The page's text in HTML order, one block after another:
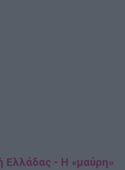
Ελλάδας - Η «μαύρη»